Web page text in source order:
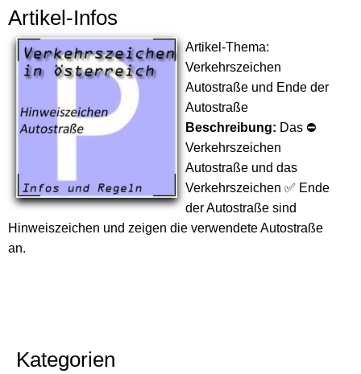
Artikel-Infos
Artikel-Thema:
Verkehrszeichen
Autostraße und Ende der
Autostraße
Beschreibung: Das ⛔
Verkehrszeichen
Autostraße und das
Verkehrszeichen ✅ Ende
der Autostraße sind
Hinweiszeichen und zeigen die verwendete Autostraße
an.
Kategorien